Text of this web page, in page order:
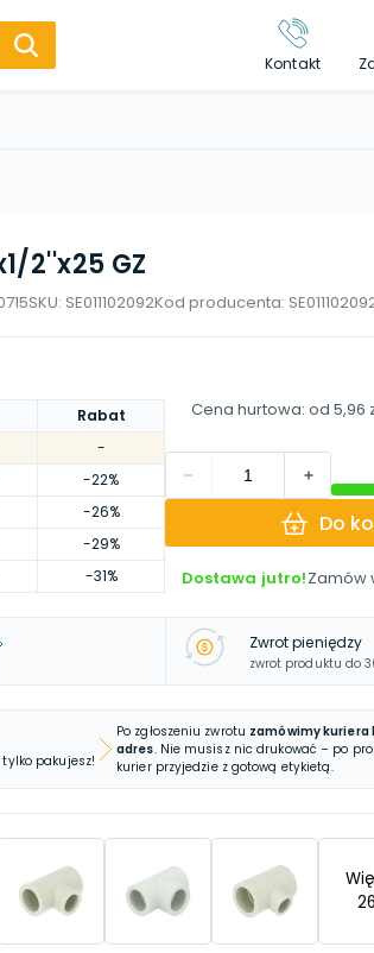
Kontakt
2''x25 GZ
SKU: SE011102092Kod producenta:
Rabat
-
-22%
-26%
-29%
-31%
Cena hurtowa: od 5,96
Do
Dostawa jutro!Zamów
Zwrot pieniędzy
zwrot produktu do
pakujesz!
Po zgłoszeniu zwrotu zamówimy kuriera
adres. Nie musisz nic drukować – po
kurier przyjedzie z gotową etykietą.
26